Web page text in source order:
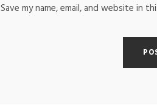
Save my name, email, and website in